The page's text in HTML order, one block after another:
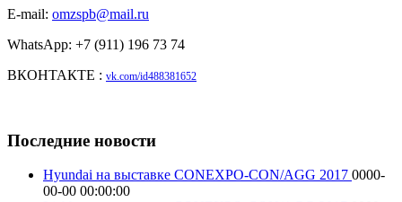
E-mail: omzspb@mail.ru
WhatsApp: +7 (911) 196 73 74
ВКОНТАКТЕ : vk.com/id488381652
Последние новости
Hyundai на выставке CONEXPO-CON/AGG 2017 0000-
00-00 00:00:00